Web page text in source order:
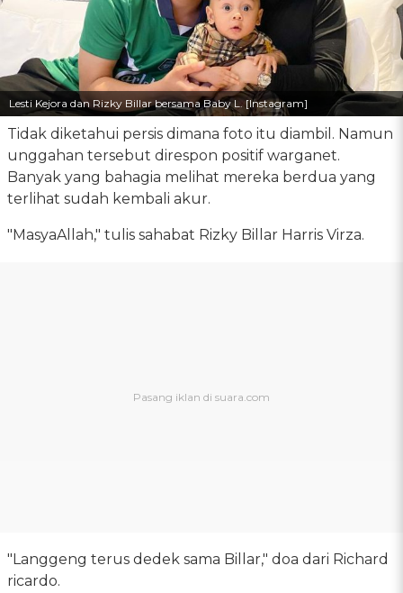
Lesti Kejora dan Rizky Billar bersama Baby L. [Instagram]
Tidak diketahui persis dimana foto itu diambil. Namun
unggahan tersebut direspon positif warganet.
Banyak yang bahagia melihat mereka berdua yang
terlihat sudah kembali akur.
"MasyaAllah," tulis sahabat Rizky Billar Harris Virza.
"Langgeng terus dedek sama Billar," doa dari Richard
ricardo.